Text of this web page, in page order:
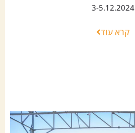
3-5.12.2024
קרא עוד